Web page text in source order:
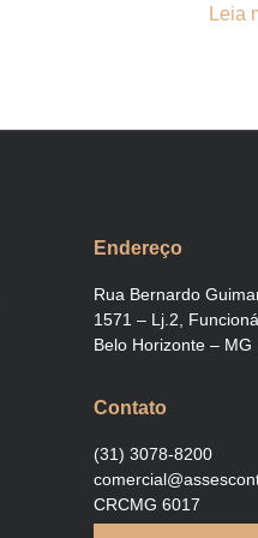
Leia
Endereço
Rua Bernardo
1571 – Lj.2,
Belo Horizonte – MG
Contato
(31) 3078-8200
CRCMG 6017